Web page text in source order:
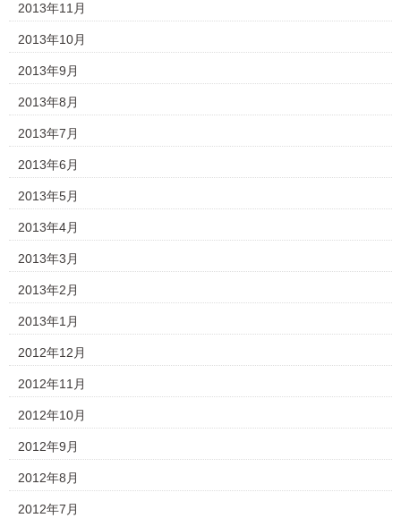
2013年11月
2013年10月
2013年9月
2013年8月
2013年7月
2013年6月
2013年5月
2013年4月
2013年3月
2013年2月
2013年1月
2012年12月
2012年11月
2012年10月
2012年9月
2012年8月
2012年7月